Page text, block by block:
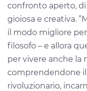
confronto aperto,
gioiosa e creativa.
il modo migliore
filosofo – e allora
per vivere anche la
comprendendone
rivoluzionario,